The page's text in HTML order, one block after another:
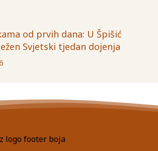
od prvih dana: U Špišić
Svjetski tjedan dojenja